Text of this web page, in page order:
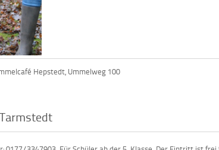
Hepstedt, Ummelweg 100